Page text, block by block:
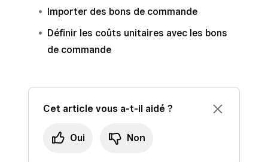
Importer des bons de commande
Définir les coûts unitaires avec les bons
de commande
Cet article vous a-t-il aidé ?
Oui Non